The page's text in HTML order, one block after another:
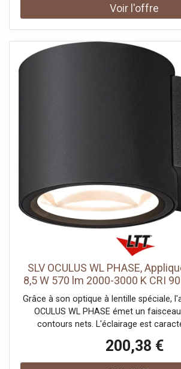
recherchant des résultats
fonctionner au choix à 3000 K ou 4000
avec détecteur de mouvement
SPOT, Couleur: anthracite, Matière:
en watts: 14.5 W, Lumineux/watt: 68.97
lm, Angle de rayonnement: 95 °, CRI:
Technologie de variation de l’éclairage:
phase, Interrupteur CCT: Oui, Classe de
IP: IP 65, Montage: En saillie, Détails de
Hauteur: 22.3 cm, Diamètre: 13.8 cm,
inclinable: Dispositif rotatif et pivotant,
verticale: 105 °, Plage de rotation
lumineuse: direct, Distribution de
rotosymétrique, Homogénéité
Durée de vie: 36000 h, Indice de
IK02, Résistance aux chocs: 0.2 joule,
primaire: 220-240V ~50/60Hz,
secondaire: 350mA, Température
net: 1.25 kg, Valeur nominale de
68.97 lm/W, Consommation pondérée:
Données LXXBXX: L70B50, Angle de
SLV OCULUS WL PHASE,
8,5 W 570 lm 2000-3000 K CRI
- Lampes murales et de
Grâce à son optique à lentille spéciale,
OCULUS WL PHASE émet un
contours nets. L'éclairage est
Idéal pour les cabinets médicaux,
cafés, hôtels, restaurants et pour un
200,38 €